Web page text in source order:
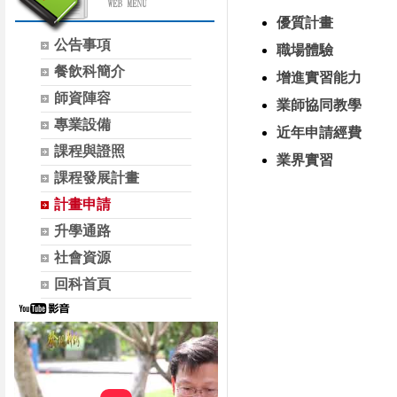
公告事項
餐飲科簡介
師資陣容
專業設備
課程與證照
課程發展計畫
計畫申請
升學通路
社會資源
回科首頁
優質計畫
職場體驗
增進實習能力
業師協同教學
近年申請經費
業界實習